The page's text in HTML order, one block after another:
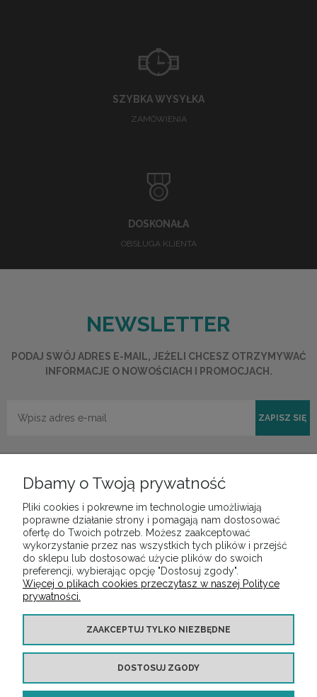
SZYBKA WYSYŁKA
ZAMÓWIENIA
DOSKONAŁA
OBSŁUGA KLIENTA
NEWSLETTER
PODAJ SWÓJ ADRES E-MAIL, JEŻELI CHCESZ OTRZYMYWAĆ
INFORMACJE O NOWOŚCIACH I PROMOCJACH.
ZAPISZ SIĘ
POMOC
MOJE KONTO
INFORMACJE
O NAS
Dbamy o Twoją prywatność
Pliki cookies i pokrewne im technologie umożliwiają
poprawne działanie strony i pomagają nam dostosować
ofertę do Twoich potrzeb. Możesz zaakceptować
wykorzystanie przez nas wszystkich tych plików i przejść
do sklepu lub dostosować użycie plików do swoich
preferencji, wybierając opcję "Dostosuj zgody".
Więcej o plikach cookies przeczytasz w naszej Polityce
prywatności.
ZAAKCEPTUJ TYLKO NIEZBĘDNE
DOSTOSUJ ZGODY